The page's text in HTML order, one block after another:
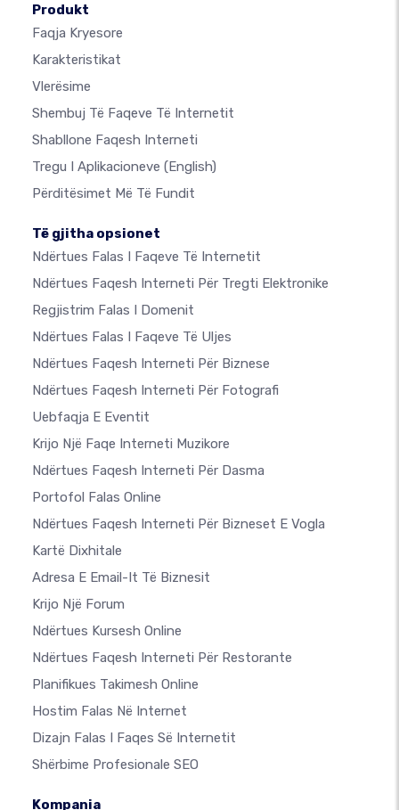
Produkt
Faqja Kryesore
Karakteristikat
Vlerësime
Shembuj Të Faqeve Të Internetit
Shabllone Faqesh Interneti
Tregu I Aplikacioneve (English)
Përditësimet Më Të Fundit
Të gjitha opsionet
Ndërtues Falas I Faqeve Të Internetit
Ndërtues Faqesh Interneti Për Tregti Elektronike
Regjistrim Falas I Domenit
Ndërtues Falas I Faqeve Të Uljes
Ndërtues Faqesh Interneti Për Biznese
Ndërtues Faqesh Interneti Për Fotografi
Uebfaqja E Eventit
Krijo Një Faqe Interneti Muzikore
Ndërtues Faqesh Interneti Për Dasma
Portofol Falas Online
Ndërtues Faqesh Interneti Për Bizneset E Vogla
Kartë Dixhitale
Adresa E Email-It Të Biznesit
Krijo Një Forum
Ndërtues Kursesh Online
Ndërtues Faqesh Interneti Për Restorante
Planifikues Takimesh Online
Hostim Falas Në Internet
Dizajn Falas I Faqes Së Internetit
Shërbime Profesionale SEO
Kompania